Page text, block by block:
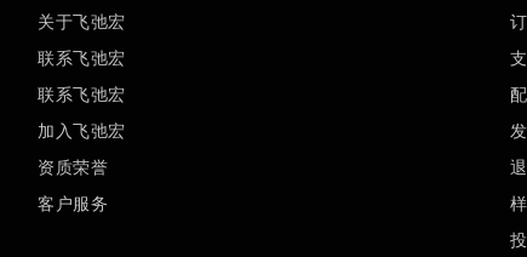
关于飞弛宏
联系飞弛宏
联系飞弛宏
加入飞弛宏
资质荣誉
客户服务